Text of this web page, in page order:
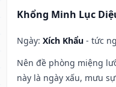
Khổng Minh Lục
Ngày: Xích Khẩu - tức
Nên đề phòng miệng
này là ngày xấu, mưu